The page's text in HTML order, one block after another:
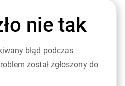
nie tak
błąd podczas
został zgłoszony do